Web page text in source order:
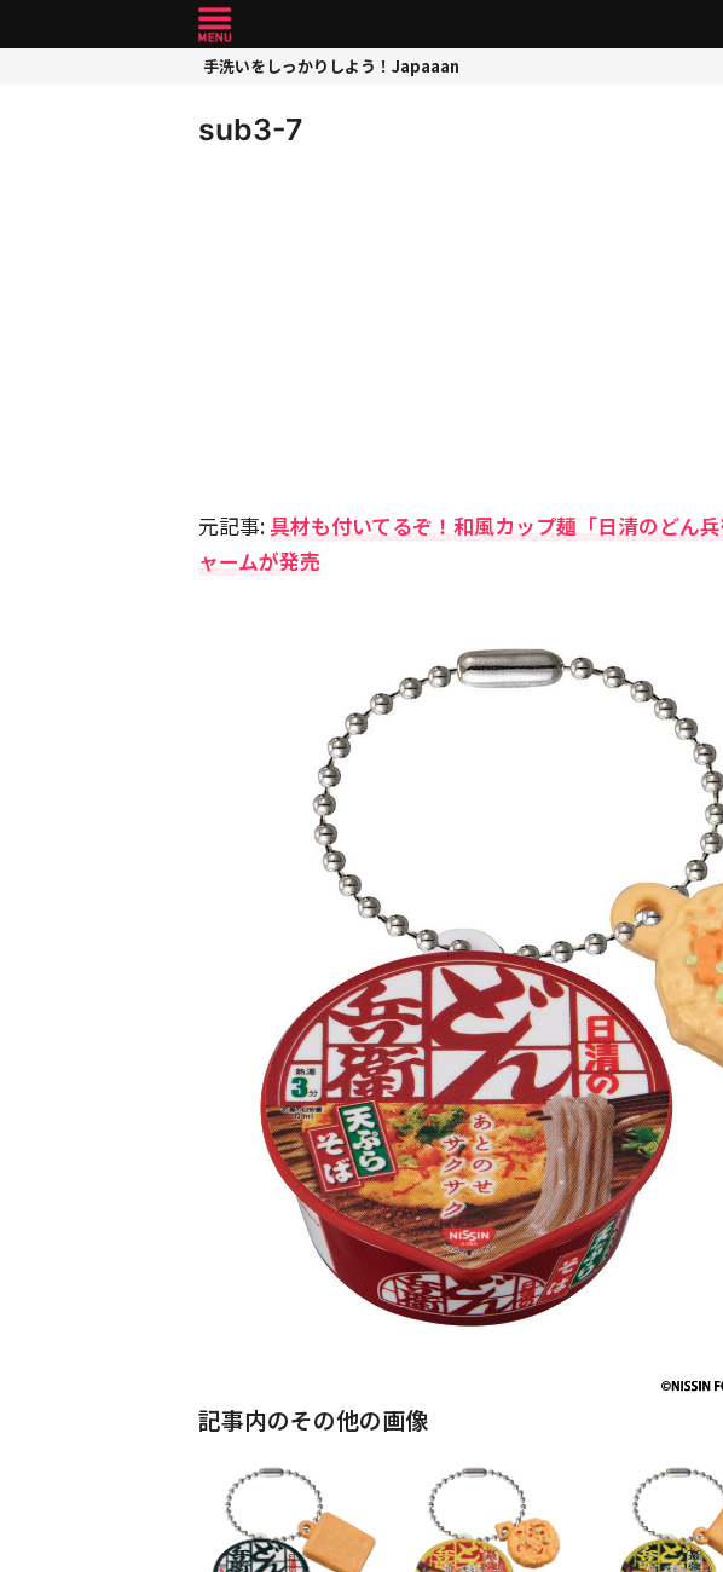
手洗いをしっかりしよう！Japaaan
sub3-7
元記事: 具材も付いてるぞ！和風カップ麺「日清のどん
ャームが発売
記事内のその他の画像